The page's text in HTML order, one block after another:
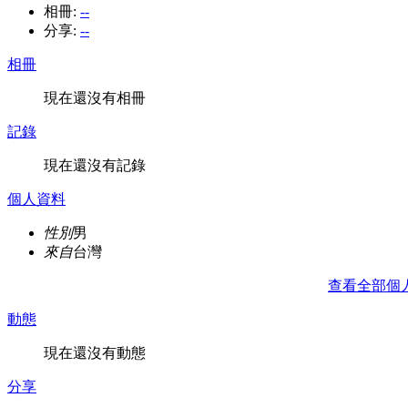
相冊: --
分享: --
相冊
現在還沒有相冊
記錄
現在還沒有記錄
個人資料
性別男
來自台灣
查看全部個
動態
現在還沒有動態
分享